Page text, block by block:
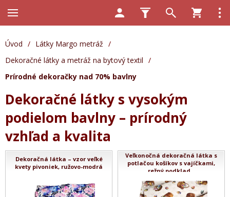
Úvod / Látky Margo metráž /
Dekoračné látky a metráž na bytový textil /
Prírodné dekoračky nad 70% bavlny
Dekoračné látky s vysokým
podielom bavlny – prírodný
vzhľad a kvalita
Dekoračná látka – vzor veľké
kvety pivoniek, ružovo-modrá
Veľkonočná dekoračná látka s
potlačou košíkov s vajíčkami,
režný podklad...